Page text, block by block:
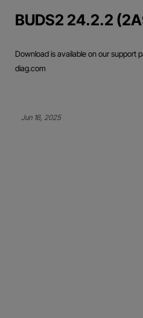
BUDS2 24.2.2
Download is available on our support
diag.com
Jun 16, 2025